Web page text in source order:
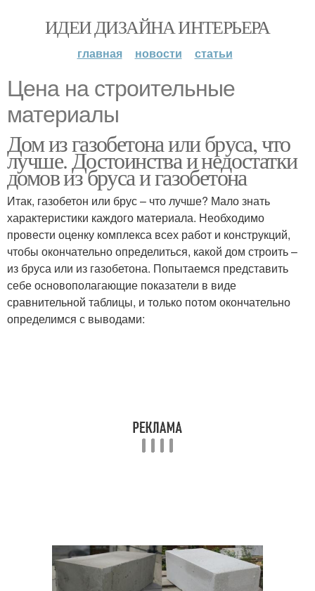
ИДЕИ ДИЗАЙНА ИНТЕРЬЕРА
главная новости статьи
Цена на строительные
материалы
Дом из газобетона или бруса, что
лучше. Достоинства и недостатки
домов из бруса и газобетона
Итак, газобетон или брус – что лучше? Мало знать
характеристики каждого материала. Необходимо
провести оценку комплекса всех работ и конструкций,
чтобы окончательно определиться, какой дом строить –
из бруса или из газобетона. Попытаемся представить
себе основополагающие показатели в виде
сравнительной таблицы, и только потом окончательно
определимся с выводами: